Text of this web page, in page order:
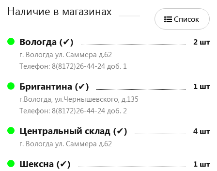
Наличие в магазинах
Список
Вологда (✔) 2 шт
г. Вологда ул. Саммера д.62
Телефон: 8(8172)26-44-24 доб. 1
Бригантина (✔) 1 шт
г.Вологда, ул.Чернышевского, д.135
Телефон: 8(8172)26-44-24 доб. 2
Центральный склад (✔) 4 шт
г. Вологда ул. Саммера д.62
Шексна (✔) 1 шт